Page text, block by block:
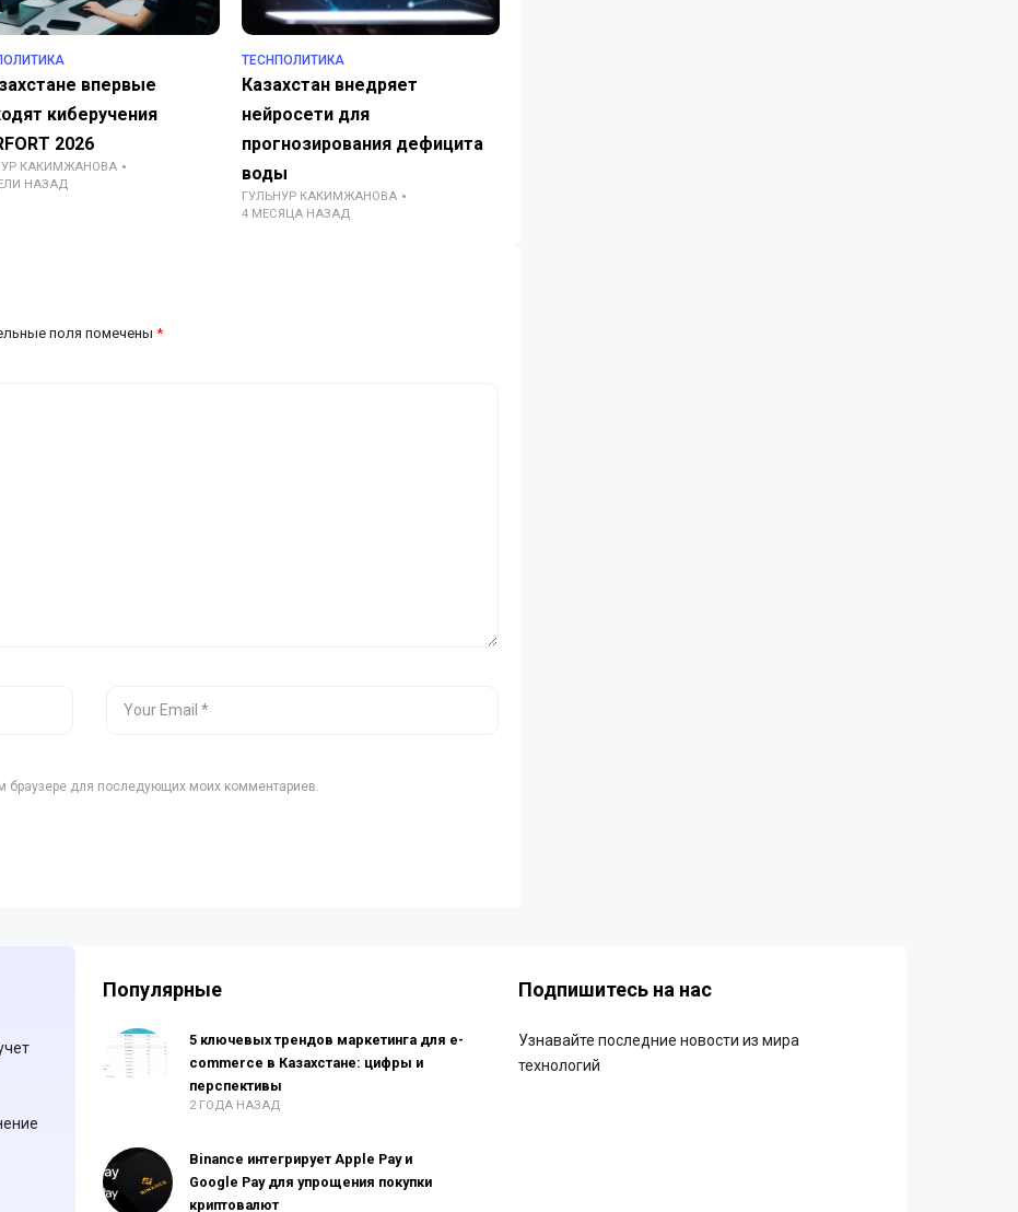
впервые
киберучения
2026
КАКИМЖАНОВА
НАЗАД
TECHПОЛИТИКА
Казахстан внедряет
нейросети для
прогнозирования дефицита
воды
ГУЛЬНУР КАКИМЖАНОВА
4 МЕСЯЦА НАЗАД
поля помечены *
браузере для последующих моих комментариев.
Популярные
5 ключевых трендов маркетинга для e-
commerce в Казахстане: цифры и
перспективы
2 ГОДА НАЗАД
Binance интегрирует Apple Pay и
Google Pay для упрощения покупки
криптовалют
Подпишитесь на нас
Узнавайте последние новости из мира
технологий